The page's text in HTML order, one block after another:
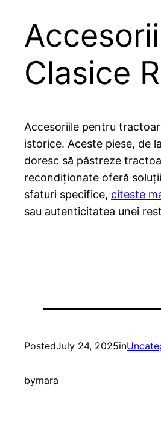
Clasice
Accesoriile pentru
istorice. Aceste piese, de
doresc să păstreze
recondiționate oferă
sfaturi specifice, citeste
sau autenticitatea unei
PostedJuly 24, 2025in
bymara